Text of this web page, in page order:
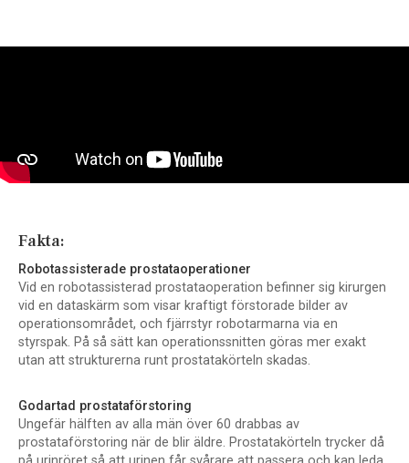
Fakta:
Robotassisterade prostataoperationer
Vid en robotassisterad prostataoperation befinner sig kirurgen
vid en dataskärm som visar kraftigt förstorade bilder av
operationsområdet, och fjärrstyr robotarmarna via en
styrspak. På så sätt kan operationssnitten göras mer exakt
utan att strukturerna runt prostatakörteln skadas.
Godartad prostataförstoring
Ungefär hälften av alla män över 60 drabbas av
prostataförstoring när de blir äldre. Prostatakörteln trycker då